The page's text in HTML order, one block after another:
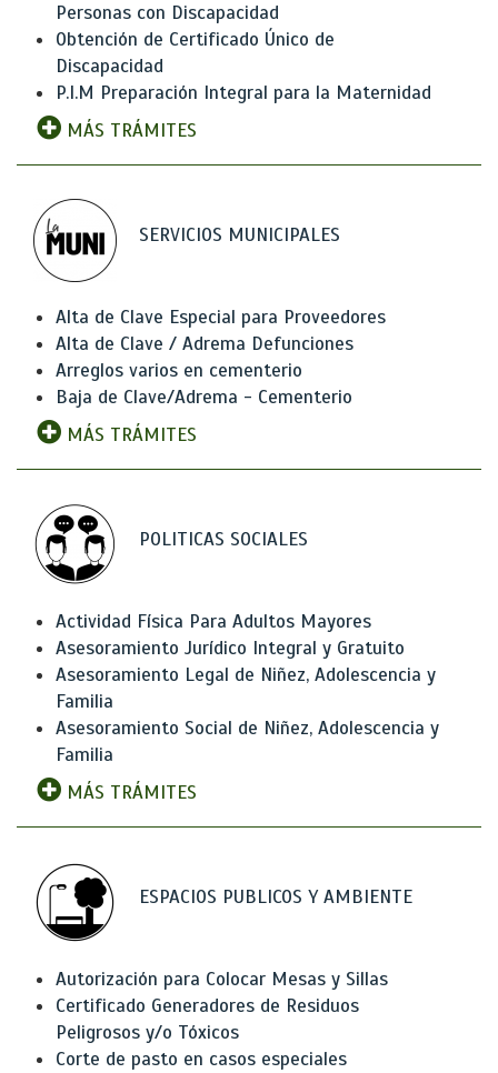
Personas con Discapacidad
Obtención de Certificado Único de
Discapacidad
P.I.M Preparación Integral para la Maternidad
MÁS TRÁMITES
SERVICIOS MUNICIPALES
Alta de Clave Especial para Proveedores
Alta de Clave / Adrema Defunciones
Arreglos varios en cementerio
Baja de Clave/Adrema - Cementerio
MÁS TRÁMITES
POLITICAS SOCIALES
Actividad Física Para Adultos Mayores
Asesoramiento Jurídico Integral y Gratuito
Asesoramiento Legal de Niñez, Adolescencia y
Familia
Asesoramiento Social de Niñez, Adolescencia y
Familia
MÁS TRÁMITES
ESPACIOS PUBLICOS Y AMBIENTE
Autorización para Colocar Mesas y Sillas
Certificado Generadores de Residuos
Peligrosos y/o Tóxicos
Corte de pasto en casos especiales